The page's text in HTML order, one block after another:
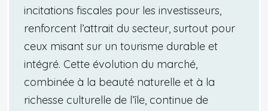
incitations fiscales pour les investisseurs,
renforcent l’attrait du secteur, surtout pour
ceux misant sur un tourisme durable et
intégré. Cette évolution du marché,
combinée à la beauté naturelle et à la
richesse culturelle de l’île, continue de